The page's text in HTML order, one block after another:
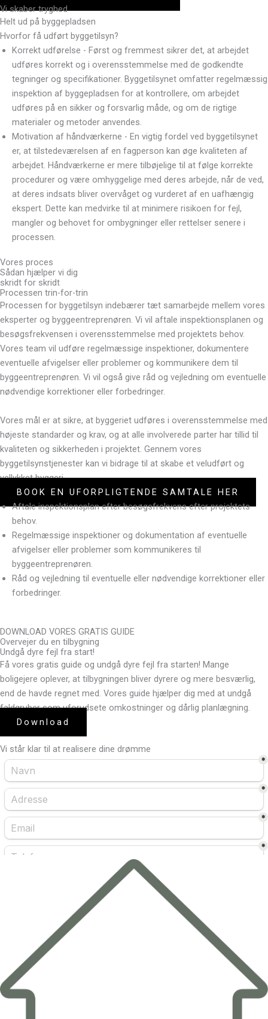
Vi skaber tryghed
Helt ud på byggepladsen
Hvorfor få udført byggetilsyn?
Korrekt udførelse - Først og fremmest sikrer det, at arbejdet
udføres korrekt og i overensstemmelse med de godkendte
tegninger og specifikationer. Byggetilsynet omfatter regelmæssig
inspektion af byggepladsen for at kontrollere, om arbejdet
udføres på en sikker og forsvarlig måde, og om de rigtige
materialer og metoder anvendes.
Motivation af håndværkerne - En vigtig fordel ved byggetilsynet
er, at tilstedeværelsen af en fagperson kan øge kvaliteten af
arbejdet. Håndværkerne er mere tilbøjelige til at følge korrekte
procedurer og være omhyggelige med deres arbejde, når de ved,
at deres indsats bliver overvåget og vurderet af en uafhængig
ekspert. Dette kan medvirke til at minimere risikoen for fejl,
mangler og behovet for ombygninger eller rettelser senere i
processen.
Vores proces
Sådan hjælper vi dig
skridt for skridt
Processen trin-for-trin
Processen for byggetilsyn indebærer tæt samarbejde mellem vores
eksperter og byggeentreprenøren. Vi vil aftale inspektionsplanen og
besøgsfrekvensen i overensstemmelse med projektets behov.
Vores team vil udføre regelmæssige inspektioner, dokumentere
eventuelle afvigelser eller problemer og kommunikere dem til
byggeentreprenøren. Vi vil også give råd og vejledning om eventuelle
nødvendige korrektioner eller forbedringer.
Vores mål er at sikre, at byggeriet udføres i overensstemmelse med
højeste standarder og krav, og at alle involverede parter har tillid til
kvaliteten og sikkerheden i projektet. Gennem vores
byggetilsynstjenester kan vi bidrage til at skabe et veludført og
vellykket byggeri.
BOOK EN UFORPLIGTENDE SAMTALE HER
Aftale inspektionsplan efter besøgsfrekvens efter projektets
behov.
Regelmæssige inspektioner og dokumentation af eventuelle
afvigelser eller problemer som kommunikeres til
byggeentreprenøren.
Råd og vejledning til eventuelle eller nødvendige korrektioner eller
forbedringer.
DOWNLOAD VORES GRATIS GUIDE
Overvejer du en tilbygning
Undgå dyre fejl fra start!
Få vores gratis guide og undgå dyre fejl fra starten! Mange
boligejere oplever, at tilbygningen bliver dyrere og mere besværlig,
end de havde regnet med. Vores guide hjælper dig med at undgå
faldgruber som uforudsete omkostninger og dårlig planlægning.
Download
Vi står klar til at realisere dine drømme